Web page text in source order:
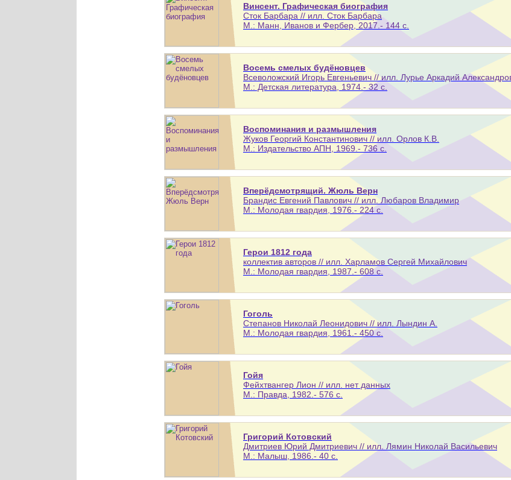
Винсент. Графическая биография
Сток Барбара // илл. Сток Барбара
М.: Манн, Иванов и Фербер, 2017.- 144 с.
Восемь смелых будёновцев
Всеволожский Игорь Евгеньевич // илл. Лурье Аркадий
М.: Детская литература, 1974.- 32 с.
Воспоминания и размышления
Жуков Георгий Константинович // илл. Орлов К.В.
М.: Издательство АПН, 1969.- 736 с.
Вперёдсмотрящий. Жюль Верн
Брандис Евгений Павлович // илл. Любаров Владимир
М.: Молодая гвардия, 1976.- 224 с.
Герои 1812 года
коллектив авторов // илл. Харламов Сергей Михайлович
М.: Молодая гвардия, 1987.- 608 с.
Гоголь
Степанов Николай Леонидович // илл. Лындин А.
М.: Молодая гвардия, 1961.- 450 с.
Гойя
Фейхтвангер Лион // илл. нет данных
М.: Правда, 1982.- 576 с.
Григорий Котовский
Дмитриев Юрий Дмитриевич // илл. Лямин Николай Васильевич
М.: Малыш, 1986.- 40 с.